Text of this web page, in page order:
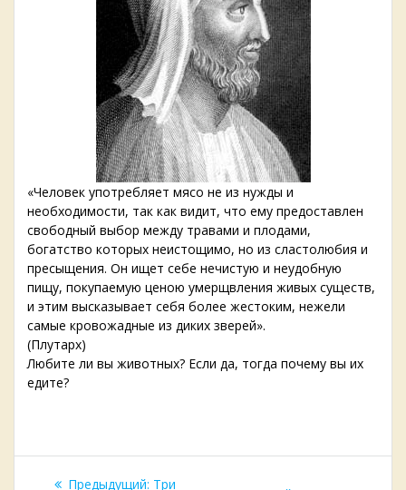
«Человек употребляет мясо не из нужды и
необходимости, так как видит, что ему предоставлен
свободный выбор между травами и плодами,
богатство которых неистощимо, но из сластолюбия и
пресыщения. Он ищет себе нечистую и неудобную
пищу, покупаемую ценою умерщвления живых существ,
и этим высказывает себя более жестоким, нежели
самые кровожадные из диких зверей».
(Плутарх)
Любите ли вы животных? Если да, тогда почему вы их
едите?
Навигация
Предыдущий: Предыдущая
Три